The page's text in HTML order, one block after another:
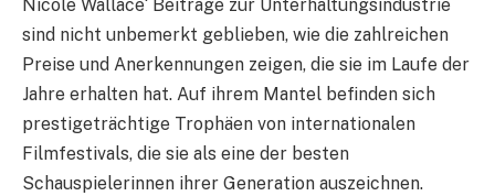
Nicole Wallace‘ Beiträge zur Unterhaltungsindustrie
sind nicht unbemerkt geblieben, wie die zahlreichen
Preise und Anerkennungen zeigen, die sie im Laufe der
Jahre erhalten hat. Auf ihrem Mantel befinden sich
prestigeträchtige Trophäen von internationalen
Filmfestivals, die sie als eine der besten
Schauspielerinnen ihrer Generation auszeichnen.